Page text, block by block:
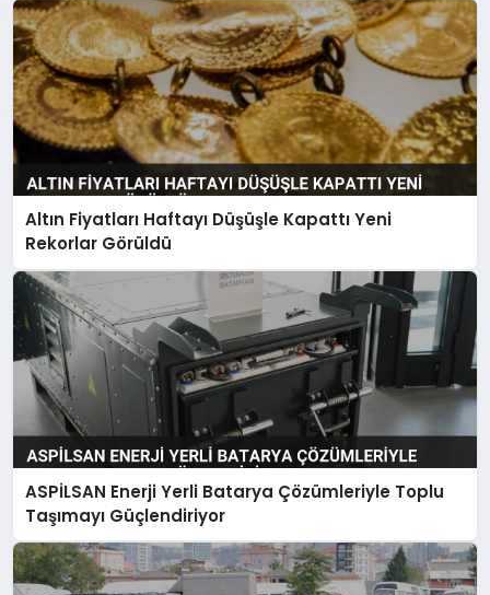
Altın Fiyatları Haftayı Düşüşle Kapattı Yeni
Rekorlar Görüldü
ASPİLSAN Enerji Yerli Batarya Çözümleriyle Toplu
Taşımayı Güçlendiriyor